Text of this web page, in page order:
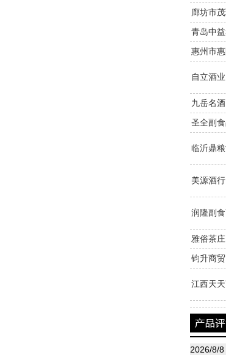
廊坊市
青岛中
惠州市
自立酒业
九岳名酒
圣全副
临沂鼎
美源酒行
润隆副
雅俗茶庄
钧升商贸
江西天
2026/8/